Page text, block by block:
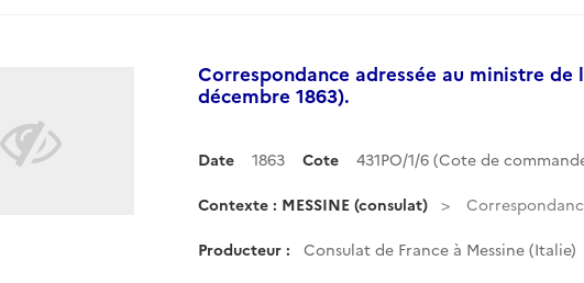
Correspondance adressée au ministre
décembre 1863).
Date 1863 Cote 431PO/1/6 (Cote de
Contexte : MESSINE (consulat)
Producteur : Consulat de France à Messine (Italie)